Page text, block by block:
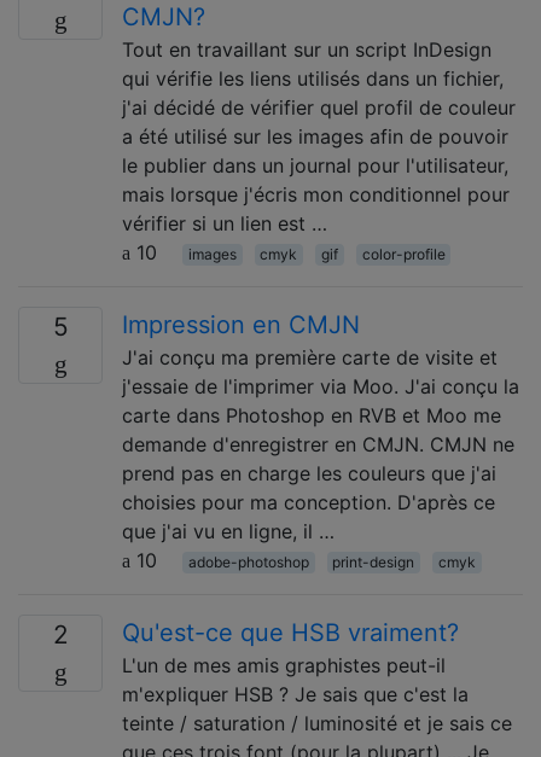
CMJN?
Tout en travaillant sur un script InDesign
qui vérifie les liens utilisés dans un fichier,
j'ai décidé de vérifier quel profil de couleur
a été utilisé sur les images afin de pouvoir
le publier dans un journal pour l'utilisateur,
mais lorsque j'écris mon conditionnel pour
vérifier si un lien est …
10
images cmyk gif color-profile
5 Impression en CMJN
J'ai conçu ma première carte de visite et
j'essaie de l'imprimer via Moo. J'ai conçu la
carte dans Photoshop en RVB et Moo me
demande d'enregistrer en CMJN. CMJN ne
prend pas en charge les couleurs que j'ai
choisies pour ma conception. D'après ce
que j'ai vu en ligne, il …
10
adobe-photoshop print-design cmyk
2 Qu'est-ce que HSB vraiment?
L'un de mes amis graphistes peut-il
m'expliquer HSB ? Je sais que c'est la
teinte / saturation / luminosité et je sais ce
que ces trois font (pour la plupart) ... Je